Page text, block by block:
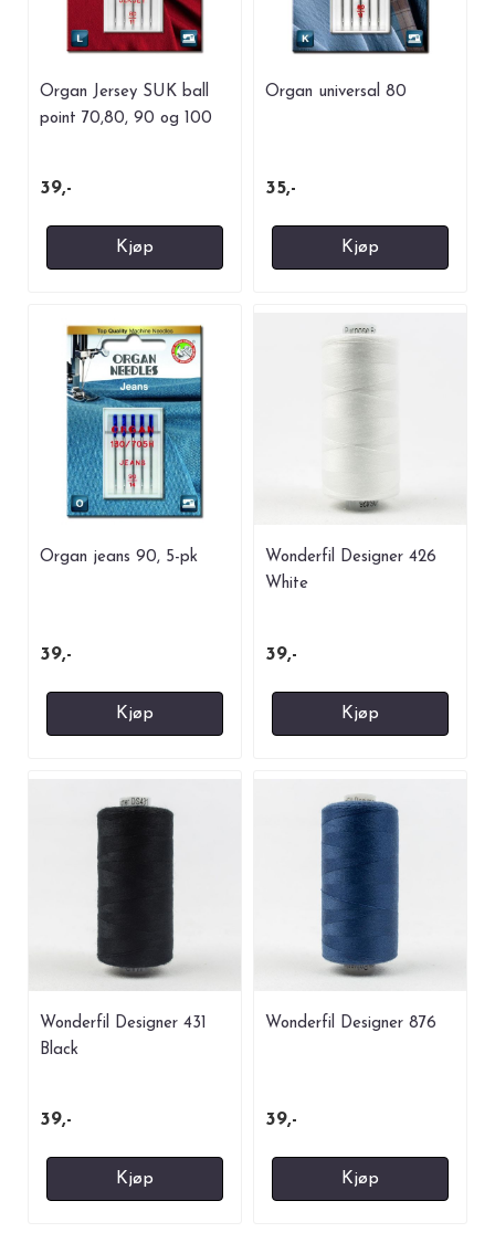
Organ Jersey SUK ball
point 70,80, 90 og 100
39,-
Kjøp
Organ universal 80
35,-
Kjøp
Organ jeans 90, 5-pk
39,-
Kjøp
Wonderfil Designer 426
White
39,-
Kjøp
Wonderfil Designer 431
Black
39,-
Kjøp
Wonderfil Designer 876
39,-
Kjøp